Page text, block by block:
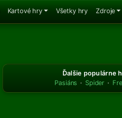
Kartové hry Všetky hry Zdroje
Ďalšie populárne
Pasiáns · Spider ·